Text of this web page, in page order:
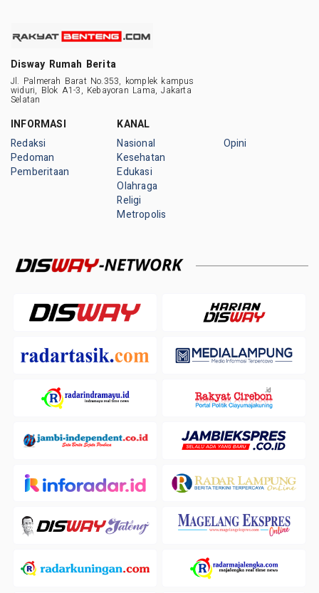
Disway Rumah Berita
Jl. Palmerah Barat No.353, komplek kampus
widuri, Blok A1-3, Kebayoran Lama, Jakarta
Selatan
INFORMASI
Redaksi
Pedoman
Pemberitaan
KANAL
Nasional
Kesehatan
Edukasi
Olahraga
Religi
Metropolis
Opini